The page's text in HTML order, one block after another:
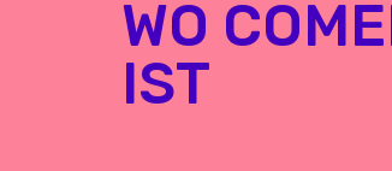
WO
IST